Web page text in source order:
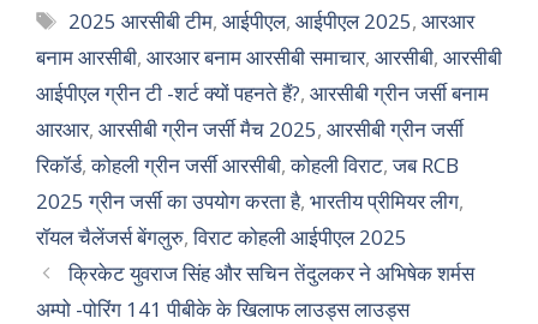
2025 आरसीबी टीम,आईपीएल,आईपीएल 2025,आरआर
बनाम आरसीबी, आरआर बनाम आरसीबी समाचार, आरसीबी, आरसीबी
आईपीएल ग्रीन टी -शर्ट क्यों पहनते हैं?, आरसीबी ग्रीन जर्सी बनाम
आरआर, आरसीबी ग्रीन जर्सी मैच 2025, आरसीबी ग्रीन जर्सी
रिकॉर्ड,कोहली ग्रीन जर्सी आरसीबी,कोहली विराट,जब RCB
2025 ग्रीन जर्सी का उपयोग करता है, भारतीय प्रीमियर लीग,
रॉयल चैलेंजर्स बेंगलुरु,विराट कोहली आईपीएल 2025
क्रिकेट युवराज सिंह और सचिन तेंदुलकर ने अभिषेक शर्मस
अम्पो -पोरिंग 141 पीबीके के खिलाफ लाउड्स लाउड्स